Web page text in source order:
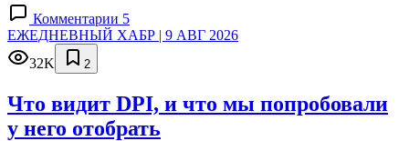
Комментарии 5
ЕЖЕДНЕВНЫЙ ХАБР | 9 АВГ 2026
32K
2
Что видит DPI, и что мы попробовали
у него отобрать